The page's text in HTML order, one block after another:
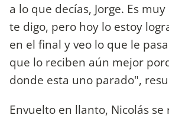
a lo que decías, Jorge. Es
te digo, pero hoy lo estoy
en el final y veo lo que le
que lo reciben aún mejor
donde esta uno parado",
Envuelto en llanto, Nicolás se